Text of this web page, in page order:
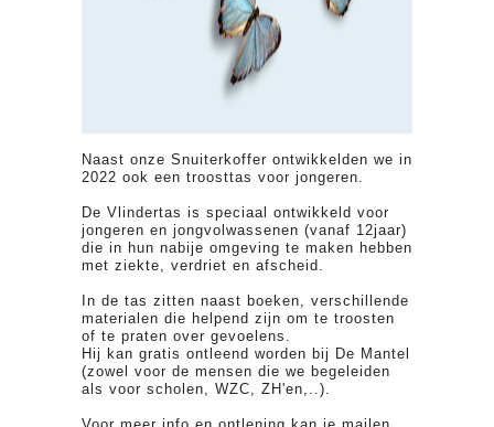
Naast onze Snuiterkoffer ontwikkelden we in
2022 ook een troosttas voor jongeren.
De Vlindertas is speciaal ontwikkeld voor
jongeren en jongvolwassenen (vanaf 12jaar)
die in hun nabije omgeving te maken hebben
met ziekte, verdriet en afscheid.
In de tas zitten naast boeken, verschillende
materialen die helpend zijn om te troosten
of te praten over gevoelens.
Hij kan gratis ontleend worden bij De Mantel
(zowel voor de mensen die we begeleiden
als voor scholen, WZC, ZH'en,..).